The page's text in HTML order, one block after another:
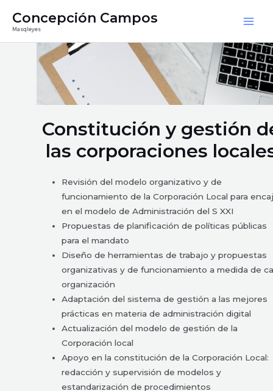
Concepción Campos
Masqleyes
Constitución y gestión
las corporaciones
Revisión del modelo organizativo y de
funcionamiento de la Corporación Local para
en el modelo de Administración del S XXI
Propuestas de planificación de políticas públicas
para el mandato
Diseño de herramientas de trabajo y propuestas
organizativas y de funcionamiento a medida de
organización
Adaptación del sistema de gestión a las mejores
prácticas en materia de administración digital
Actualización del modelo de gestión de la
Corporación local
Apoyo en la constitución de la Corporación Local:
redacción y supervisión de modelos y
estandarización de procedimientos